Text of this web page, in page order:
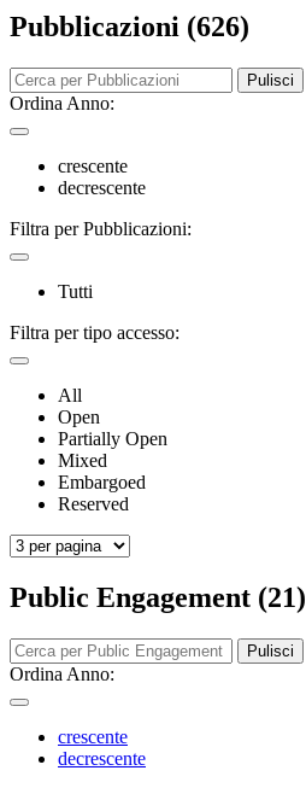
Pubblicazioni (626)
Pulisci
Ordina Anno:
crescente
decrescente
Filtra per Pubblicazioni:
Tutti
Filtra per tipo accesso:
All
Open
Partially Open
Mixed
Embargoed
Reserved
Public Engagement (21)
Pulisci
Ordina Anno:
crescente
decrescente